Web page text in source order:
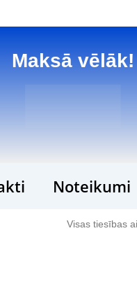
Maksā vēlāk!
Noteikumi
Visas tiesības